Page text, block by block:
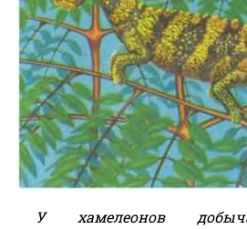
У хамелеонов